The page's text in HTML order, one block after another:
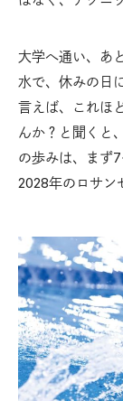
大学へ通い、あ
水で、休みの日
言えば、これほ
んか？と聞くと
の歩みは、まず
2028年のロサン